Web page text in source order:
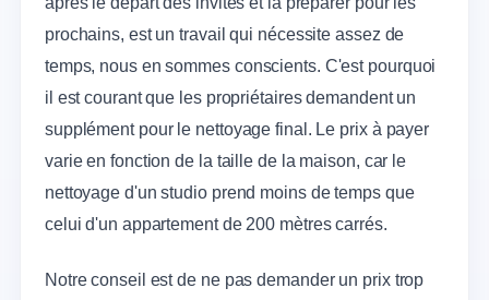
prochains, est un travail qui nécessite assez de
temps, nous en sommes conscients. C'est pourquoi
il est courant que les propriétaires demandent un
supplément pour le nettoyage final. Le prix à payer
varie en fonction de la taille de la maison, car le
nettoyage d'un studio prend moins de temps que
celui d'un appartement de 200 mètres carrés.
Notre conseil est de ne pas demander un prix trop